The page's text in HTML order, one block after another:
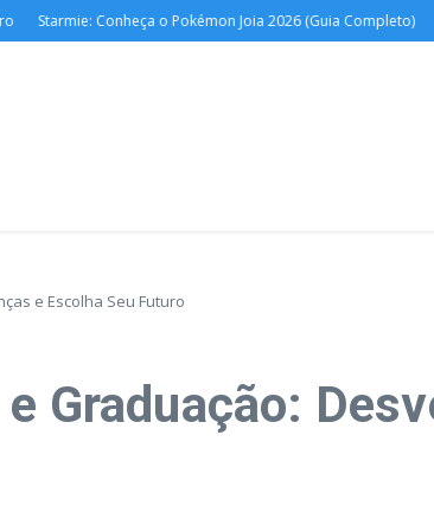
Conheça o Pokémon Joia 2026 (Guia Completo)
e Escolha Seu Futuro
Graduação: